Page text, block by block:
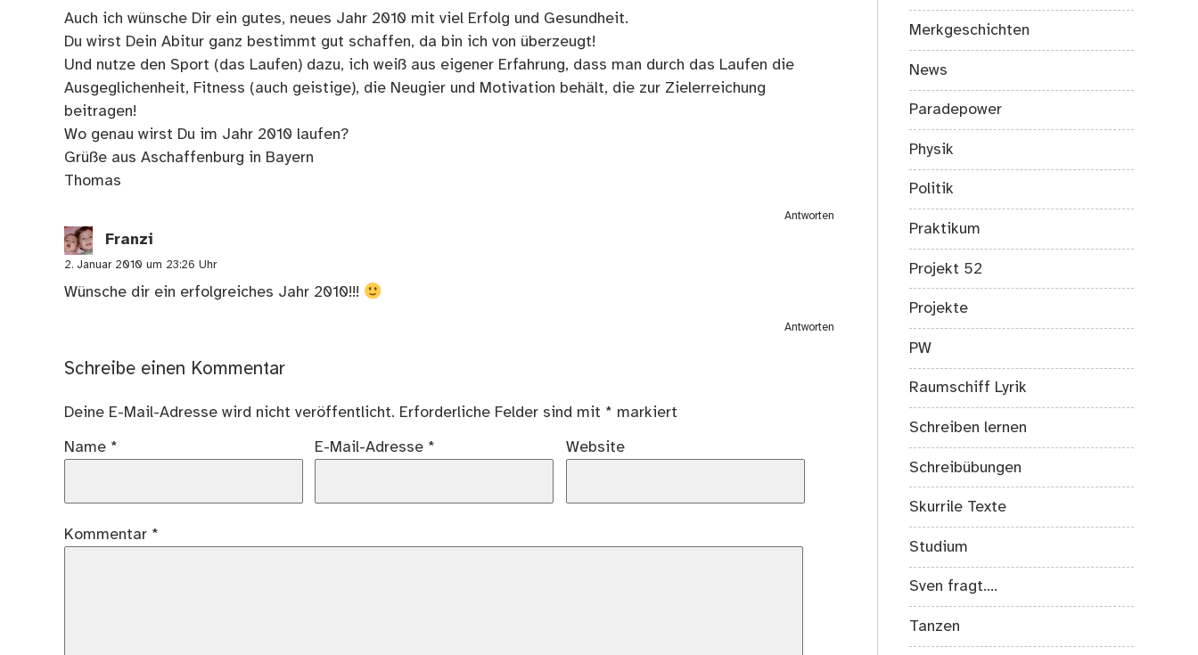
Auch ich wünsche Dir ein gutes, neues Jahr 2010 mit viel Erfolg und Gesundheit.
Du wirst Dein Abitur ganz bestimmt gut schaffen, da bin ich von überzeugt!
Und nutze den Sport (das Laufen) dazu, ich weiß aus eigener Erfahrung, dass man durch das Laufen die
Ausgeglichenheit, Fitness (auch geistige), die Neugier und Motivation behält, die zur Zielerreichung
beitragen!
Wo genau wirst Du im Jahr 2010 laufen?
Grüße aus Aschaffenburg in Bayern
Thomas
Antworten
Franzi
2. Januar 2010 um 23:26 Uhr
Wünsche dir ein erfolgreiches Jahr 2010!!!
Antworten
Schreibe einen Kommentar
Deine E-Mail-Adresse wird nicht veröffentlicht. Erforderliche Felder sind mit * markiert
Name * E-Mail-Adresse * Website
Kommentar *
Merkgeschichten
News
Paradepower
Physik
Politik
Praktikum
Projekt 52
Projekte
PW
Raumschiff Lyrik
Schreiben lernen
Schreibübungen
Skurrile Texte
Studium
Sven fragt….
Tanzen